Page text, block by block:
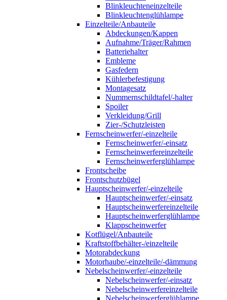
Blinkleuchteneinzelteile
Blinkleuchtenglühlampe
Einzelteile/Anbauteile
Abdeckungen/Kappen
Aufnahme/Träger/Rahmen
Batteriehalter
Embleme
Gasfedern
Kühlerbefestigung
Montagesatz
Nummernschildtafel/-halter
Spoiler
Verkleidung/Grill
Zier-/Schutzleisten
Fernscheinwerfer/-einzelteile
Fernscheinwerfer/-einsatz
Fernscheinwerfereinzelteile
Fernscheinwerferglühlampe
Frontscheibe
Frontschutzbügel
Hauptscheinwerfer/-einzelteile
Hauptscheinwerfer/-einsatz
Hauptscheinwerfereinzelteile
Hauptscheinwerferglühlampe
Klappscheinwerfer
Kotflügel/Anbauteile
Kraftstoffbehälter-/einzelteile
Motorabdeckung
Motorhaube/-einzelteile/-dämmung
Nebelscheinwerfer/-einzelteile
Nebelscheinwerfer/-einsatz
Nebelscheinwerfereinzelteile
Nebelscheinwerferglühlampe